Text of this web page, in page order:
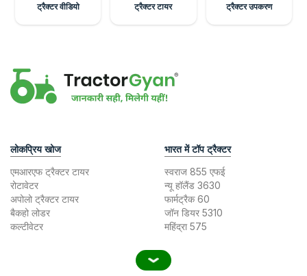
ट्रैक्टर वीडियो ट्रैक्टर टायर ट्रैक्टर उपकरण
लोकप्रिय खोज
एमआरएफ ट्रैक्टर टायर
रोटावेटर
अपोलो ट्रैक्टर टायर
बैकहो लोडर
कल्टीवेटर
भारत में टॉप ट्रैक्टर
स्वराज 855 एफई
न्यू हॉलैंड 3630
फार्मट्रैक 60
जॉन डियर 5310
महिंद्रा 575